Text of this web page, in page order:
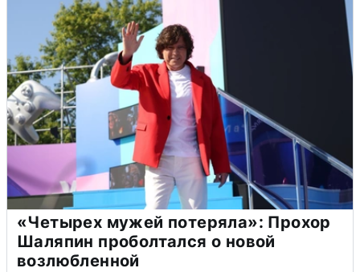
«Четырех мужей потеряла»: Прохор
Шаляпин проболтался о новой
возлюбленной